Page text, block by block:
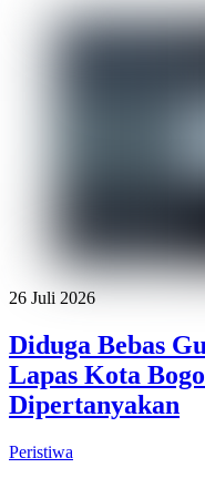
26 Juli 2026
Diduga Bebas
Lapas Kota
Dipertanyakan
Peristiwa